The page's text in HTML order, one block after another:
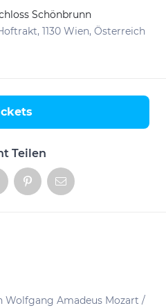
Schönbrunn
1130 Wien, Österreich
Teilen
Wolfgang Amadeus Mozart /